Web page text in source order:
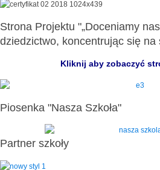
Strona Projektu "„Doceniamy
dziedzictwo, koncentrując się na
Kliknij aby zobaczyć
Piosenka "Nasza Szkoła"
Partner szkoły